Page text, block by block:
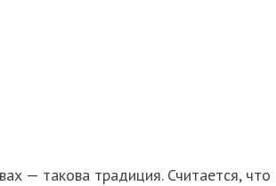
— такова традиция. Считается, что